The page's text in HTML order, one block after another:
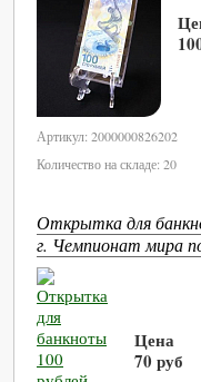
Артикул: 2000000826202
Количество на складе: 20
Открытка для
г. Чемпионат мира
Цена
70 руб